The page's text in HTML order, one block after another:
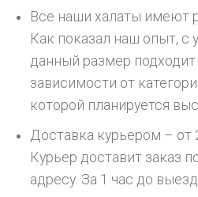
Все наши халаты имеют
Как показал наш опыт, с
данный размер
зависимости от
которой планируется
Доставка курьером – от
Курьер доставит заказ
адресу. За 1 час до